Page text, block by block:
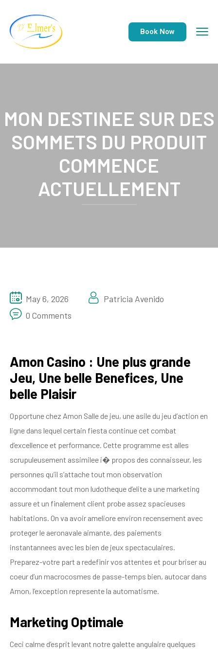
Book Now
MON DESTINEE SUR DES
SOMMETS DU PRODUIT
COMMENCE
ACTUELLEMENT
May 6, 2026
Patricia Avenido
0 Comments
Amon Casino : Une plus grande
Jeu, Une belle Benefices, Une
belle Plaisir
Opportune chez Amon Salle de jeu, une asile du jeu d’action en
ligne dans lequel certain fiesta continue cet combat
d’excellence et performance. Cette programme est alles
scrupuleusement assimilee i� propos des connaisseur, les
personnes qu’il s’attache tout mon observation
accommodant tout mon ludotheque d’elite a une marketing
assure et un finalement client probe assez spacieuses
habitations. On va avoir ameliore environ recensement avec
proteger le aeronavale aimante, des paiements
instantannees avec les bien de jeux spectaculaires.
Preparez-votre part a redefinir vos attentes et pour briser au
coeur d’un macrocosmes de passe-temps bien, autocar dans
Amon, l’exception represente la automatisme.
Marketing Optimale
Ceci calme d’esprit levant notre galette angulaire quelques